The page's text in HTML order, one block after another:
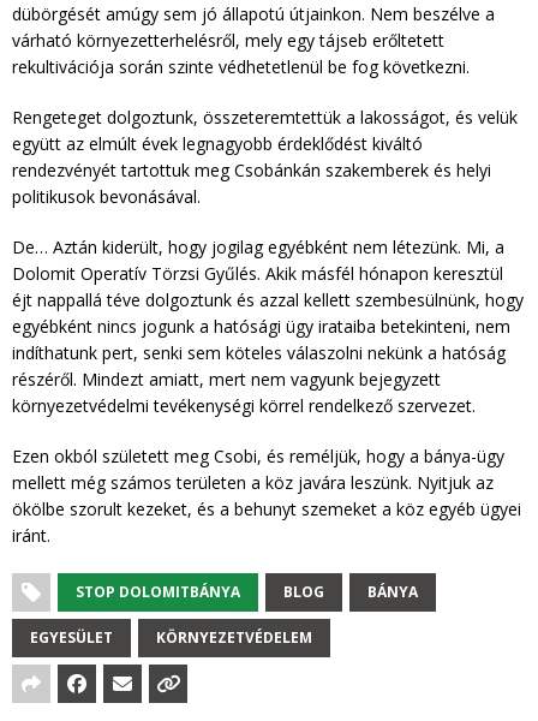
dübörgését amúgy sem jó állapotú útjainkon. Nem beszélve a
várható környezetterhelésről, mely egy tájseb erőltetett
rekultivációja során szinte védhetetlenül be fog következni.
Rengeteget dolgoztunk, összeteremtettük a lakosságot, és velük
együtt az elmúlt évek legnagyobb érdeklődést kiváltó
rendezvényét tartottuk meg Csobánkán szakemberek és helyi
politikusok bevonásával.
De… Aztán kiderült, hogy jogilag egyébként nem létezünk. Mi, a
Dolomit Operatív Törzsi Gyűlés. Akik másfél hónapon keresztül
éjt nappallá téve dolgoztunk és azzal kellett szembesülnünk, hogy
egyébként nincs jogunk a hatósági ügy irataiba betekinteni, nem
indíthatunk pert, senki sem köteles válaszolni nekünk a hatóság
részéről. Mindezt amiatt, mert nem vagyunk bejegyzett
környezetvédelmi tevékenységi körrel rendelkező szervezet.
Ezen okból született meg Csobi, és reméljük, hogy a bánya-ügy
mellett még számos területen a köz javára leszünk. Nyitjuk az
ökölbe szorult kezeket, és a behunyt szemeket a köz egyéb ügyei
iránt.
STOP DOLOMITBÁNYA BLOG BÁNYA
EGYESÜLET KÖRNYEZETVÉDELEM